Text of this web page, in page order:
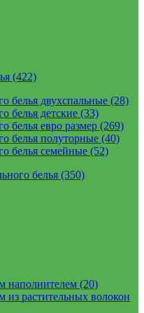
(422)
белья двухспальные (28)
белья детские (33)
белья евро размер (269)
белья полуторные (40)
белья семейные (52)
белья (350)
наполнителем (20)
из растительных волокон